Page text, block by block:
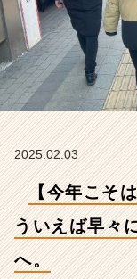
2025.02.03
【今年こそ
ういえば早々
へ。